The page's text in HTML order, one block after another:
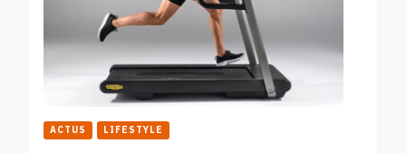
ACTUS LIFESTYLE